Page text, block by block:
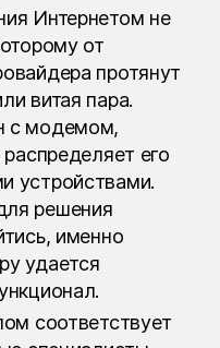
Интернетом не
от
протянут
витая пара.
с модемом,
его
устройствами.
решения
именно
удается
соответствует